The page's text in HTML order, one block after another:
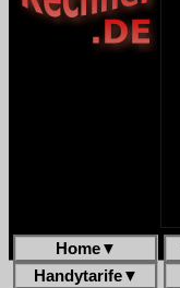
Home▼
Handytarife▼